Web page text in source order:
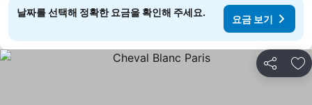
날짜를 선택해 정확한 요금을 확인해 주세요.
요금 보기
공유 즐